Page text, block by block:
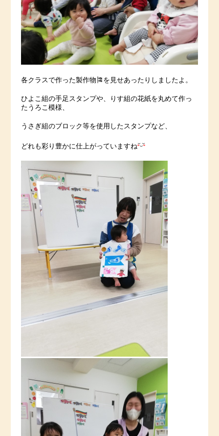
各クラスで作った製作物🎏を見せあったりしましたよ。
ひよこ組の手足スタンプや、りす組の花紙を丸めて作っ
たうろこ模様、
うさぎ組のブロック等を使用したスタンプなど、
どれも彩り豊かに仕上がっていますね